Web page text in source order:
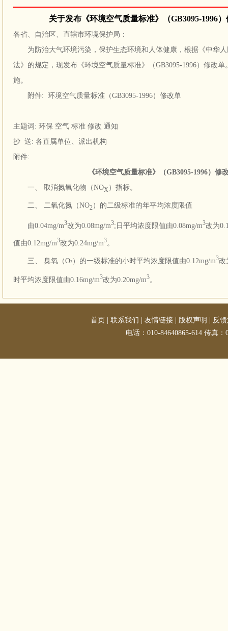
关于发布《环境空气质量标准》（GB3095-1996
各省、自治区、直辖市环境保护局：
为防治大气环境污染，保护生态环境和人体健康，根据《中华人
法》的规定，现发布《环境空气质量标准》（GB3095-1996）修改
施。
附件: 环境空气质量标准（GB3095-1996）修改单
主题词: 环保 空气 标准 修改 通知
抄 送: 各直属单位、派出机构
附件:
《环境空气质量标准》（GB3095-1996）修
一、 取消氮氧化物（NOX）指标。
二、 二氧化氮（NO2）的二级标准的年平均浓度限值
由0.04mg/m3改为0.08mg/m3;日平均浓度限值由0.08mg/m3改为
值由0.12mg/m3改为0.24mg/m3。
三、 臭氧（O3 ）的一级标准的小时平均浓度限值由0.12mg/m3改
时平均浓度限值由0.16mg/m3改为0.20mg/m3。
首页 联系我们 友情链接 版权声明
反
电话：010-84640865-614 传真